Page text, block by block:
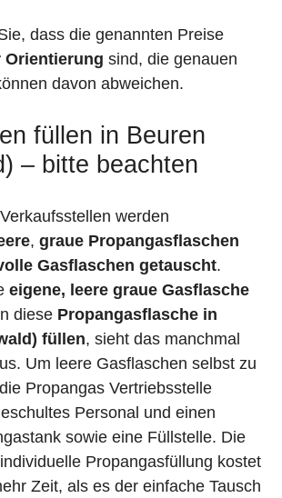
dass die genannten Preise
Orientierung sind, die genauen
davon abweichen.
füllen in Beuren
– bitte beachten
werden
, graue Propangasflaschen
Gasflaschen getauscht.
eigene, leere graue Gasflasche
diese Propangasflasche in
füllen, sieht das manchmal
Um leere Gasflaschen selbst zu
Propangas Vertriebsstelle
Personal und einen
sowie eine Füllstelle. Die
Propangasfüllung kostet
Zeit, als es der einfache Tausch